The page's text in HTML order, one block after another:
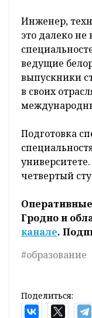
Инженер,
это далеко не
ведущие
выпускники
в своих
Подготовка
четвертый
Гродно и
канале.
#образование
Поделиться: